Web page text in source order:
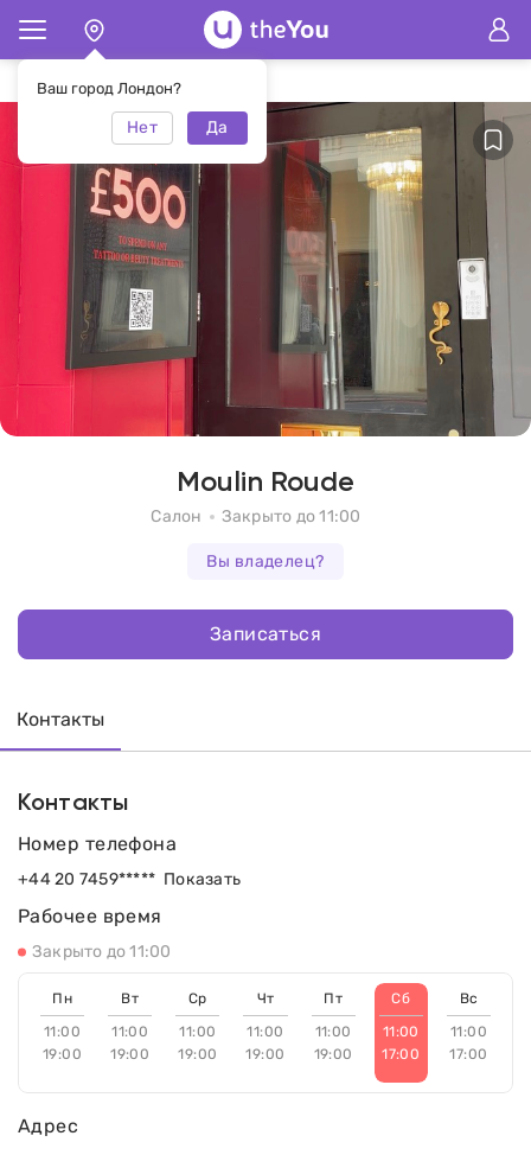
Ваш город Лондон?
Нет Да
Главная Салон Moulin Roude
Moulin Roude
Салон Закрыто до 11:00
Вы владелец?
Записаться
Контакты
Контакты
Адрес
Рабочее время
Закрыто до 11:00
Пн
11:00
19:00
Вт
11:00
19:00
Ср
11:00
19:00
Чт
11:00
19:00
Пт
11:00
19:00
Сб
11:00
17:00
Вс
11:00
17:00
Номер телефона
+44 20 7459***** Показать